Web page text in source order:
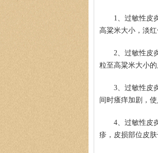
1、过敏性皮
高粱米大小，淡
2、过敏性皮
粒至高粱米大小
3、过敏性皮
间时瘙痒加剧，
4、过敏性皮
疹，皮损部位皮